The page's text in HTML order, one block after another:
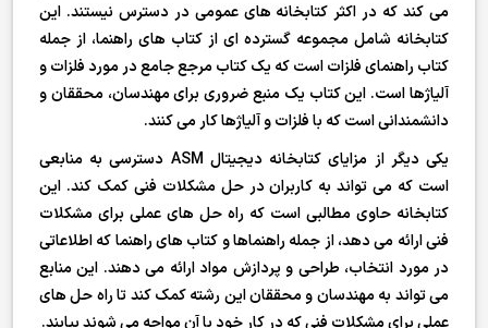
می کند که در اکثر کتابخانه های عمومی در دسترس نیستند. این
کتابخانه شامل مجموعه گسترده ای از کتاب های راهنما، از جمله
کتاب راهنمای فلزات است که یک کتاب مرجع جامع در مورد فلزات و
آلیاژها است. این کتاب یک منبع ضروری برای مهندسان، محققان و
دانشمندانی است که با فلزات و آلیاژها کار می کنند.
یکی دیگر از مزایای کتابخانه دیجیتال ASM دسترسی به منابعی
است که می تواند به کاربران در حل مشکلات فنی کمک کند. این
کتابخانه حاوی مطالبی است که راه حل های عملی برای مشکلات
فنی ارائه می دهد، از جمله راهنماها و کتاب های راهنما که اطلاعاتی
در مورد انتخاب، طراحی و پردازش مواد ارائه می دهند. این منابع
می تواند به مهندسان و محققان این رشته کمک کند تا راه حل های